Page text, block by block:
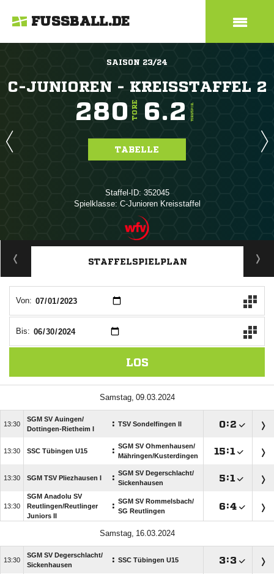
FUSSBALL.DE
SAISON 23/24
C-JUNIOREN - KREISSTAFFEL 2
280 TORE 6.2 TORE/SPIEL
TABELLE
Staffel-ID: 352045
Spielklasse: C-Junioren Kreisstaffel
ANZEIGE
STAFFELSPIELPLAN
Von:
Bis:
LOS
 

SGM SV Auingen/​
Dottingen-Rietheim I
: TSV Sondelfingen II :
 SSC Tübingen U15 : SGM SV Ohmenhausen/​
Mähringen/​Kusterdingen
:
 SGM TSV Pliezhausen I : SGM SV Degerschlacht/​
Sickenhausen
:

SGM Anadolu SV
Reutlingen/​Reutlinger
Juniors II
: SGM SV Rommelsbach/​
SG Reutlingen
:
 

SGM SV Degerschlacht/​
Sickenhausen
: SSC Tübingen U15 :